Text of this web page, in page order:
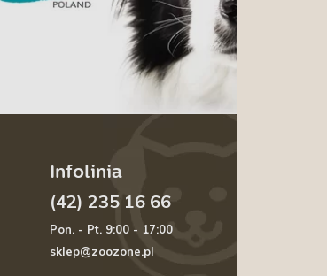
Infolinia
(42) 235 16 66
Pon. - Pt. 9:00 - 17:00
sklep@zoozone.pl